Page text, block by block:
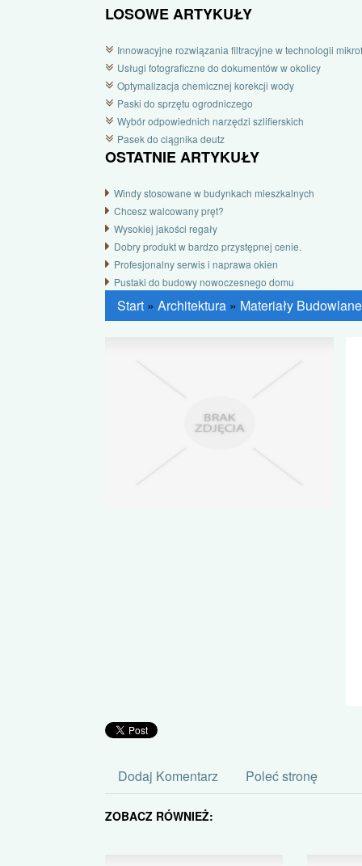
LOSOWE ARTYKUŁY
Innowacyjne rozwiązania filtracyjne w technologii
Usługi fotograficzne do dokumentów w okolicy
Optymalizacja chemicznej korekcji wody
Paski do sprzętu ogrodniczego
Wybór odpowiednich narzędzi szlifierskich
Pasek do ciągnika deutz
OSTATNIE ARTYKUŁY
Windy stosowane w budynkach mieszkalnych
Chcesz walcowany pręt?
Wysokiej jakości regały
Dobry produkt w bardzo przystępnej cenie.
Profesjonalny serwis i naprawa okien
Pustaki do budowy nowoczesnego domu
Start » Architektura » Materiały Budowlane
Dodaj Komentarz Poleć stronę
ZOBACZ RÓWNIEŻ: